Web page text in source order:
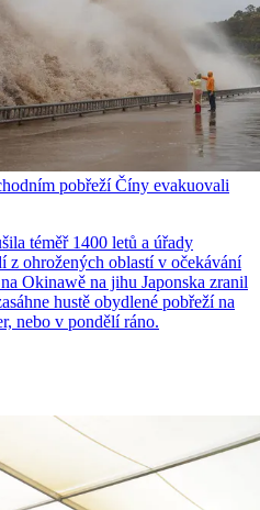
pobřeží Číny evakuovali
téměř 1400 letů a úřady
z ohrožených oblastí v očekávání
Okinawě na jihu Japonska zranil
hustě obydlené pobřeží na
nebo v pondělí ráno.